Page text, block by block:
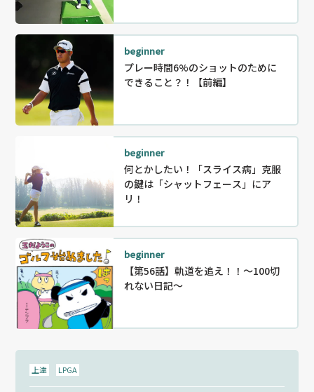
beginner
プレー時間6%のショットのために
できること？！【前編】
beginner
何とかしたい！「スライス病」克服
の鍵は「シャットフェース」にア
リ！
beginner
【第56話】軌道を追え！！〜100切
れない日記～
上達 LPGA